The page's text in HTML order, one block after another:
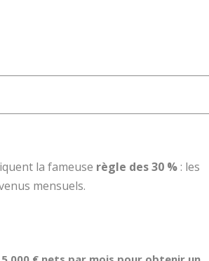
la fameuse règle des 30 % : les
mensuels.